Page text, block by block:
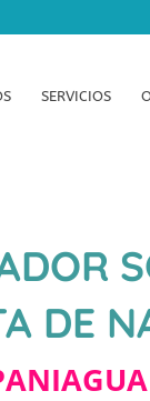
SERVICIOS
DE